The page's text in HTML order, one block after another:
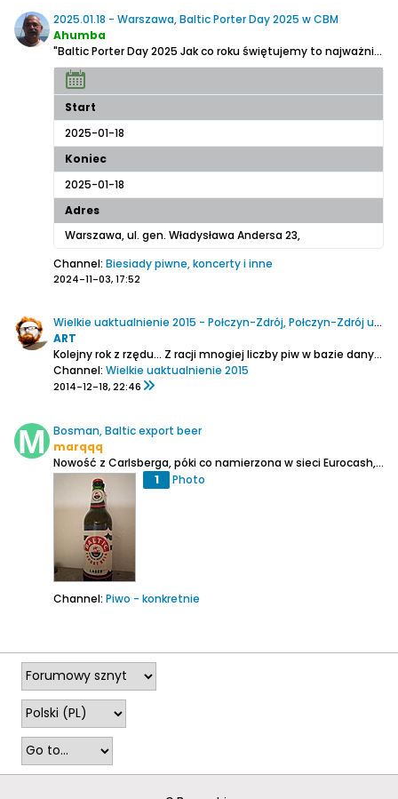
2025.01.18 - Warszawa, Baltic Porter Day 2025 w CBM
Ahumba
"Baltic Porter Day 2025 Jak co roku świętujemy to najważniejsze piwne święto. Spodziewajcie się przynajmniej czterech porterów na kranach, dużej selekcji butelek/puszek, specjalnego burgera i coś jeszcze wymyślimy" cytat ze strony wydarzenia...
Start
2025-01-18
Koniec
2025-01-18
Adres
Warszawa, ul. gen. Władysława Andersa 23,
Channel: Biesiady piwne, koncerty i inne
2024-11-03, 17:52
Wielkie uaktualnienie 2015 - Połczyn-Zdrój, Połczyn-Zdrój ul. Piwna 10
ART
Kolejny rok z rzędu... Z racji mnogiej liczby piw w bazie danych i w tym roku czeka nas podsumowanie poprawności listy piw branych pod uwagę m.in. w Plebiscycie na Piwo Roku, komentarze też mi posłużą do uporządkowania spraw w BrowarBizie, zatem liczę na owocną współpracę...
Channel: Wielkie uaktualnienie 2015
2014-12-18, 22:46
Bosman, Baltic export beer
marqqq
Nowość z Carlsberga, póki co namierzona w sieci Eurocash, a konkretnie w sklepie Delikatesy Centrum. Nie wiem czy jest w innych sklepach sieci, ale można szukać w Lewiatan, Groszek, Duży Ben.
1 Photo
Channel: Piwo - konkretnie